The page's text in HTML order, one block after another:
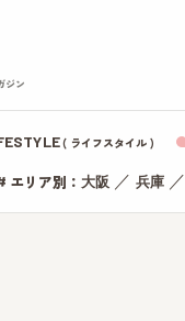
ジン
( ライフスタイル )
エリア別： 大阪 ／ 兵庫／